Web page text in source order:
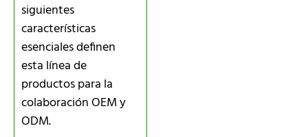
siguientes
características
esenciales definen
esta línea de
productos para la
colaboración OEM y
ODM.